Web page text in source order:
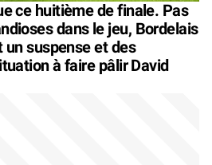
ce huitième de finale. Pas
dans le jeu, Bordelais
suspense et des
à faire pâlir David